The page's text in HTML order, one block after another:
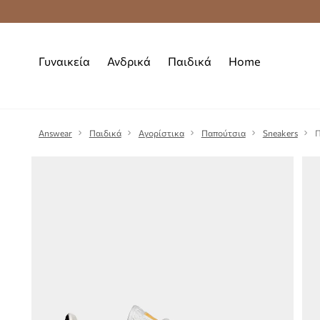
Δωρεάν
Γυναικεία Ανδρικά Παιδικά Home
Answear Παιδικά Αγορίστικα Παπούτσια Sneakers